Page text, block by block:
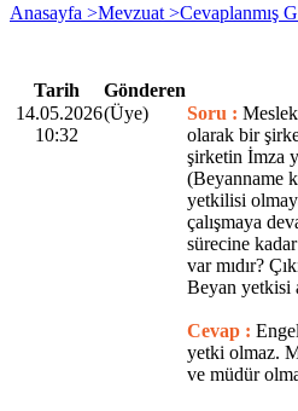
Anasayfa >Mevzuat >Cevaplanmış
Tarih
Gönderen
14.05.2026
10:32
(Üye) Soru :
olarak bir
şirketin İmza
(Beyanname
yetkilisi
çalışmaya
sürecine
var mıdır?
Beyan yetkisi
Cevap :
yetki olmaz.
ve müdür